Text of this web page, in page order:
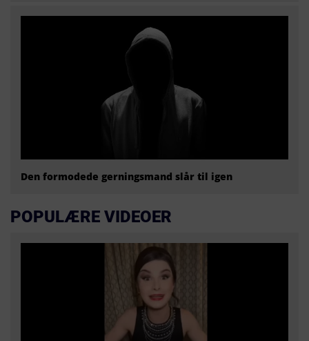
Den formodede gerningsmand slår til igen
POPULÆRE VIDEOER